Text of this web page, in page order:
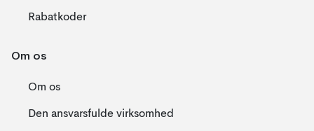
Rabatkoder
Om os
Om os
Den ansvarsfulde virksomhed